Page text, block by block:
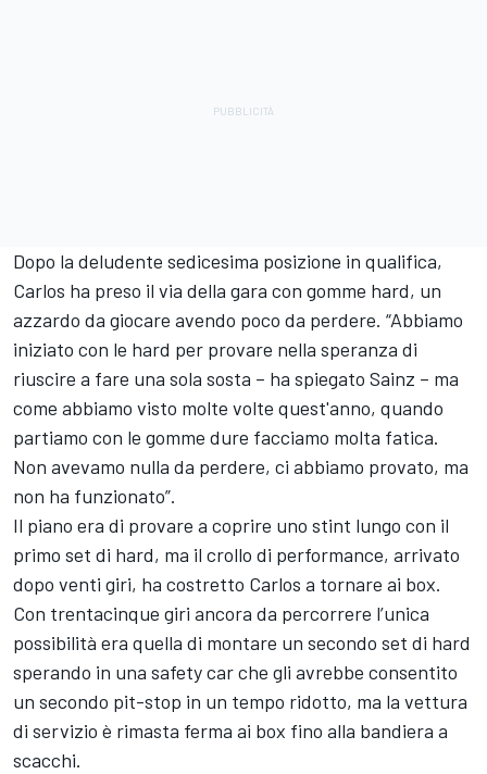
Dopo la deludente sedicesima posizione in qualifica,
Carlos ha preso il via della gara con gomme hard, un
azzardo da giocare avendo poco da perdere. “Abbiamo
iniziato con le hard per provare nella speranza di
riuscire a fare una sola sosta – ha spiegato Sainz – ma
come abbiamo visto molte volte quest'anno, quando
partiamo con le gomme dure facciamo molta fatica.
Non avevamo nulla da perdere, ci abbiamo provato, ma
non ha funzionato”.
Il piano era di provare a coprire uno stint lungo con il
primo set di hard, ma il crollo di performance, arrivato
dopo venti giri, ha costretto Carlos a tornare ai box.
Con trentacinque giri ancora da percorrere l’unica
possibilità era quella di montare un secondo set di hard
sperando in una safety car che gli avrebbe consentito
un secondo pit-stop in un tempo ridotto, ma la vettura
di servizio è rimasta ferma ai box fino alla bandiera a
scacchi.